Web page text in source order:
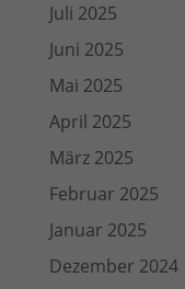
Juli 2025
Juni 2025
Mai 2025
April 2025
März 2025
Februar 2025
Januar 2025
Dezember 2024